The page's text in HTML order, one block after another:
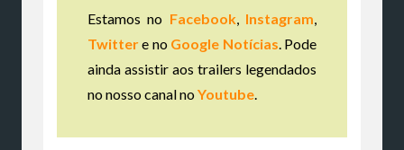
Estamos no Facebook, Instagram
Twittere no Google Notícias . Pode
ainda assistir aos trailers legendados
no nosso canal noYoutube